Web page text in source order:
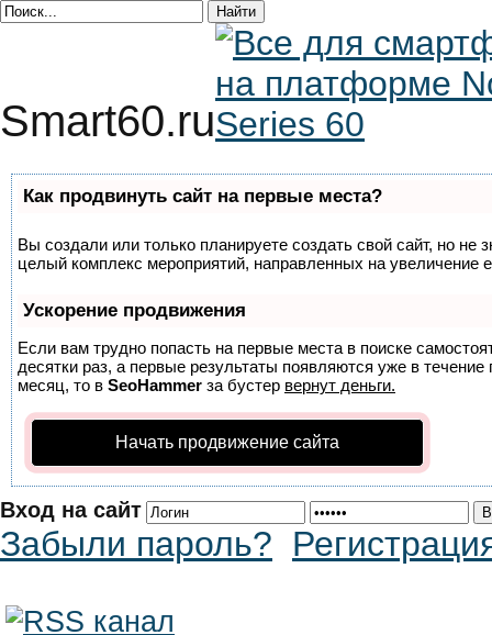
Smart60.ru
Как продвинуть сайт на первые места?
Вы создали или только планируете создать свой сайт, но не
целый комплекс мероприятий, направленных на увеличение
Ускорение продвижения
Если вам трудно попасть на первые места в поиске
десятки раз, а первые результаты появляются уже в
месяц, то в SeoHammer за бустер вернут деньги.
Начать продвижение сайта
Вход на сайт
Забыли пароль?